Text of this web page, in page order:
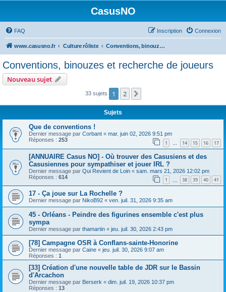
CasusNO
FAQ Connexion
Inscription
www.casusno.fr Culture rôliste Conventions, binouzes et recherche de joueurs
Conventions, binouzes et recherche de joueurs
Nouveau sujet
33 sujets 1 2
Sujets
Que de conventions !
Dernier message par Corbant « mar. juin 02, 2026 9:51 pm
Réponses : 253 1 … 14 15 16 17
[ANNUAIRE Casus NO] - Où trouver des Casusiens et des
Casusiennes pour sympathiser et jouer IRL ?
Dernier message par Qui Revient de Loin « sam. mars 21, 2026 12:02 pm
Réponses : 614 1 38 39 40 41
17 - Ça joue sur La Rochelle ?
Dernier message par NikoB92 « ven. juil. 31, 2026 9:35 am
45 - Orléans - Peindre des figurines ensemble c'est plus
sympa
Dernier message par thamartin « jeu. juil. 30, 2026 2:43 pm
[78] Campagne OSR à Conflans-sainte-Honorine
Dernier message par Caine « jeu. juil. 30, 2026 9:07 am
Réponses : 1
[33] Création d'une nouvelle table de JDR sur le Bassin
d'Arcachon
Dernier message par Berserk « dim. juil. 19, 2026 10:37 pm
Réponses : 13